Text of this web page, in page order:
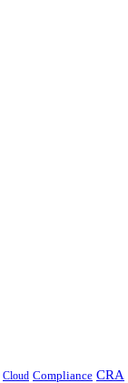
Cloud Compliance CRA